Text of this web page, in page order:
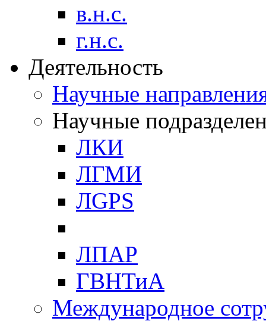
в.н.с.
г.н.с.
Деятельность
Научные
Научные
ЛКИ
ЛГМИ
ЛGPS
ЛПАР
ГВНТиА
Международное